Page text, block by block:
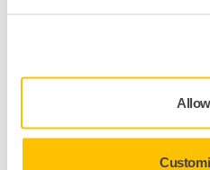
validert.
Vise